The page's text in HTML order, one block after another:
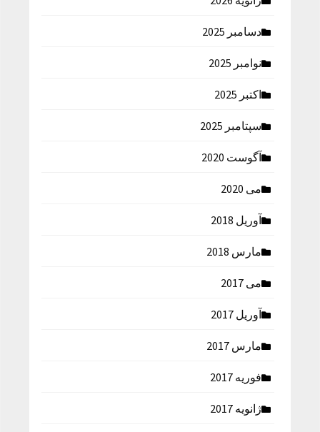
دسامبر 2025
نوامبر 2025
اکتبر 2025
سپتامبر 2025
آگوست 2020
می 2020
آوریل 2018
مارس 2018
می 2017
آوریل 2017
مارس 2017
فوریه 2017
ژانویه 2017